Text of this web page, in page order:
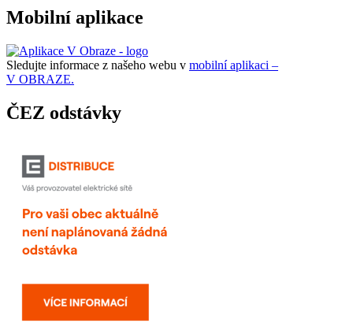
Mobilní aplikace
Sledujte informace z našeho webu v mobilní aplikaci –
V OBRAZE.
ČEZ odstávky